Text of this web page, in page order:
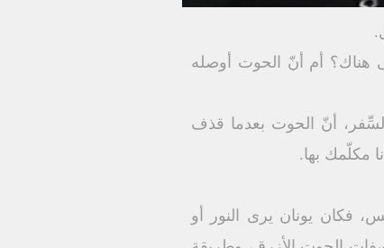
هناك؟ أم أنّ الحوت أوصله
أنّ الحوت بعدما قذف
مكلّمك بها.
فكان يونان يرى النور أو